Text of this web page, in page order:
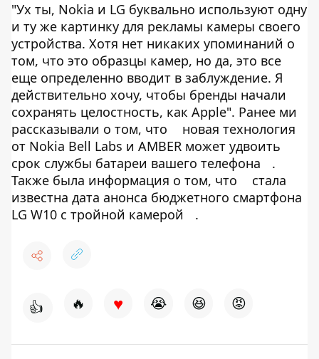
"Ух ты, Nokia и LG буквально используют одну
и ту же картинку для рекламы камеры своего
устройства. Хотя нет никаких упоминаний о
том, что это образцы камер, но да, это все
еще определенно вводит в заблуждение. Я
действительно хочу, чтобы бренды начали
сохранять целостность, как Apple". Ранее ми
рассказывали о том, что
новая технология
от Nokia Bell Labs и AMBER может удвоить
срок службы батареи вашего телефона
.
Также была информация о том, что
стала
известна дата анонса бюджетного смартфона
LG W10 с тройной камерой
.
👍 🔥 ♥ 😭 😆 😡